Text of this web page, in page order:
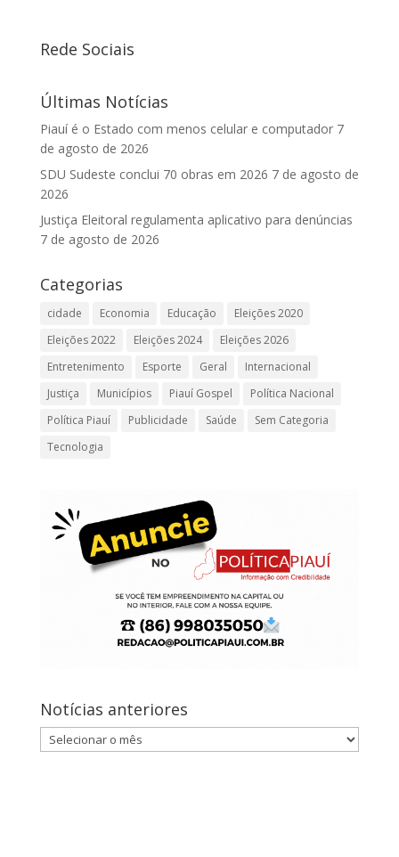
Rede Sociais
Últimas Notícias
Piauí é o Estado com menos celular e computador 7
de agosto de 2026
SDU Sudeste conclui 70 obras em 2026 7 de agosto de
2026
Justiça Eleitoral regulamenta aplicativo para denúncias
7 de agosto de 2026
Categorias
cidade Economia Educação
Eleições 2020
Eleições 2022
Eleições 2024
Eleições 2026
Entretenimento
Esporte Geral
Internacional
Justiça
Municípios Piauí Gospel
Política Nacional
Política Piauí
Publicidade Saúde
Sem Categoria
Tecnologia
Notícias anteriores
Notícias
anteriores